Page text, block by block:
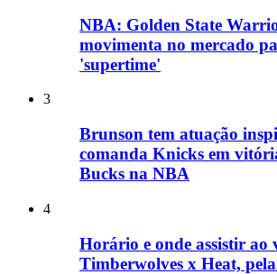
NBA: Golden State
movimenta no mercado
'supertime'
3
Brunson tem atuação
comanda Knicks em
Bucks na NBA
4
Horário e onde assistir ao
Timberwolves x Heat,